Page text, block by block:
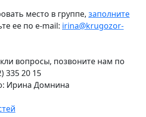
место в группе, заполните
ее по e-mail: irina@krugozor-
вопросы, позвоните нам по
335 20 15
Ирина Домнина